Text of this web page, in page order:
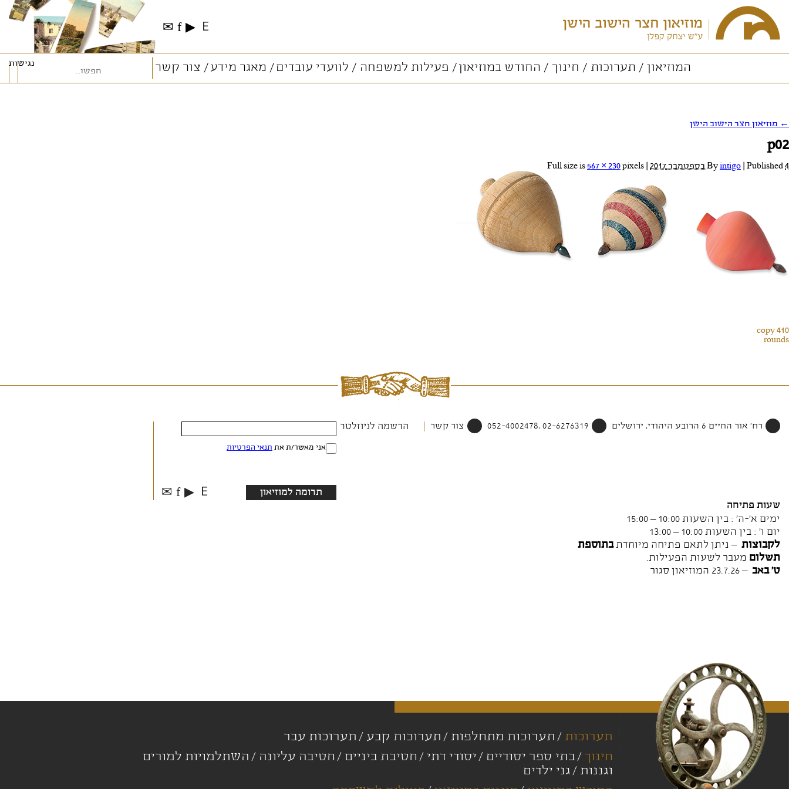
E
▶
f
✉
המוזיאון תערוכות חינוך החודש במוזיאון פעילות למשפחה לוועדי עובדים מאגר מידע צור קשר נגישות
← מוזיאון חצר הישוב הישן
p02
Byintigo Published4 בספטמבר 2017 567 × 230pixels
410 copy
rounds
רח' אור החיים 6 הרובע היהודי, ירושלים 02-6276319 ,052-4002478 צור קשר הרשמה לניוזלטר
אני מאשר/ת את תנאי הפרטיות
תרומה למוזיאון E
▶
f
✉
שעות פתיחה
ימים א'-ה' : בין השעות 10:00 – 15:00
יום ו' : בין השעות 10:00 – 13:00
לקבוצות – ניתן לתאם פתיחה מיוחדתבתוספת
תשלום מעבר לשעות הפעילות.
ט' באב– 23.7.26 המוזיאון סגור
תערוכות תערוכות מתחלפות תערוכות קבע
תערוכות עבר
חינוך
בתי ספר יסודיים יסודי דתי חטיבת ביניים חטיבה עליונה
השתלמויות למורים
וגננות
גני ילדים